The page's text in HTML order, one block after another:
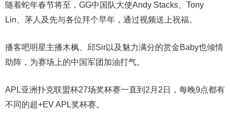
随着蛇年春节将至，GG中国队大使Andy Stacks、Tony
Lin、茅人及先与各位拜个早年，通过视频送上祝福。
播客吧明星主播木枫、邱Sir以及魅力满分的赏金Baby也倾情
助阵，为赛场上的中国军团加油打气。
APL亚洲扑克联盟杯27场奖杯赛一直到2月2日，每晚9点都有
不同的超+EV APL奖杯赛。